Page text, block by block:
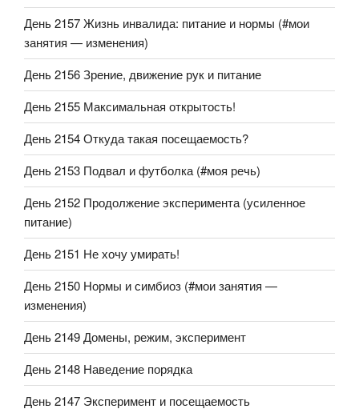
День 2157 Жизнь инвалида: питание и нормы (#мои
занятия — изменения)
День 2156 Зрение, движение рук и питание
День 2155 Максимальная открытость!
День 2154 Откуда такая посещаемость?
День 2153 Подвал и футболка (#моя речь)
День 2152 Продолжение эксперимента (усиленное
питание)
День 2151 Не хочу умирать!
День 2150 Нормы и симбиоз (#мои занятия —
изменения)
День 2149 Домены, режим, эксперимент
День 2148 Наведение порядка
День 2147 Эксперимент и посещаемость